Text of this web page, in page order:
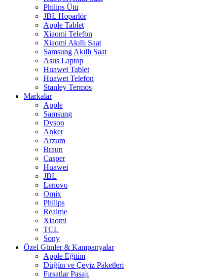
Philips Ütü
JBL Hoparlör
Apple Tablet
Xiaomi Telefon
Xiaomi Akıllı Saat
Samsung Akıllı Saat
Asus Laptop
Huawei Tablet
Huawei Telefon
Stanley Termos
Markalar
Apple
Samsung
Dyson
Anker
Arzum
Braun
Casper
Huawei
JBL
Lenovo
Omix
Philips
Realme
Xiaomi
TCL
Sony
Özel Günler & Kampanyalar
Apple Eğitim
Düğün ve Çeyiz Paketleri
Fırsatlar Pasajı